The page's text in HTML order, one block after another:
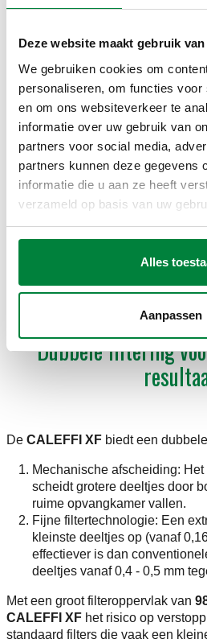
Deze website maakt gebruik
We gebruiken cookies om
personaliseren, om functies voor
en om ons websiteverkeer te
informatie over uw gebruik van
partners voor social media,
partners kunnen deze gegevens
informatie die u aan ze heeft
verzameld op basis van uw
Alles
Aanpassen
DeCALEFFI XF wordt
de warmtegenerator, zodat de
blijft. Hij is beschikbaar in
geschikt voor zowel kleine als
grotere modellen
(DN 40 en DN
bypass, waarmee de doorstroming
beperkt om de prestaties van de
Dubbele filtering
De CALEFFI XF biedt een
Mechanische afscheiding:
scheidt grotere deeltjes door
ruime opvangkamer vallen.
Fijne filtertechnologie: Een
kleinste deeltjes op (vanaf
effectiever is dan
deeltjes vanaf 0,4 - 0,5 mm
Met een groot filteroppervlak van
CALEFFI XF het risico op
standaard filters die vaak een